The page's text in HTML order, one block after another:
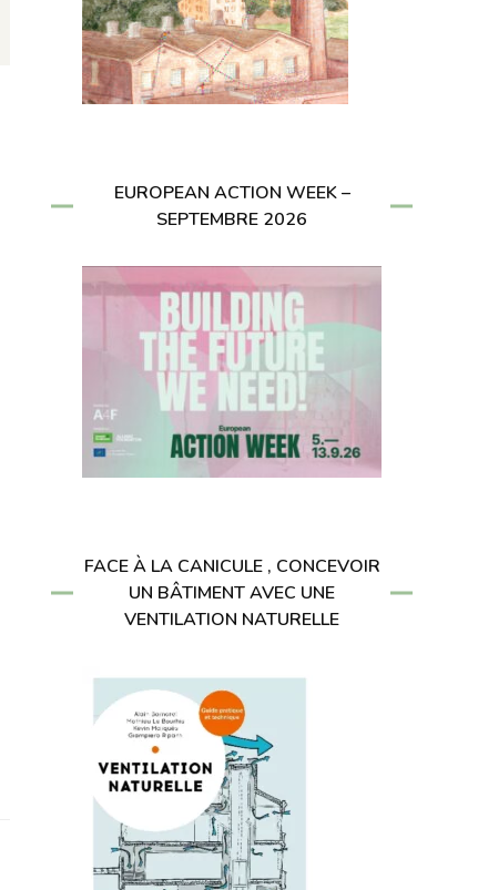
EUROPEAN ACTION WEEK –
SEPTEMBRE 2026
FACE À LA CANICULE , CONCEVOIR
UN BÂTIMENT AVEC UNE
VENTILATION NATURELLE